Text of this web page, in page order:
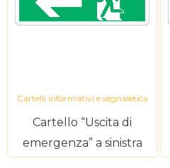
Cartelli informativi e segnaletica
Cartello “Uscita di
emergenza” a sinistra